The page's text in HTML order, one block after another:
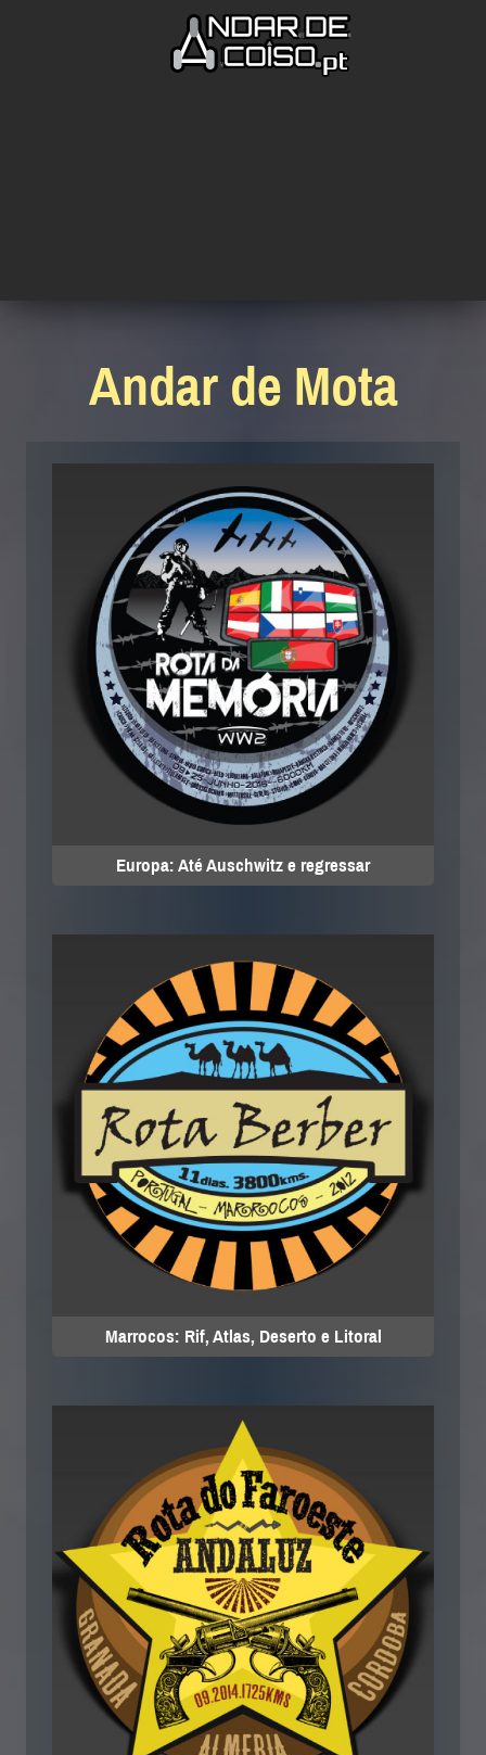
Andar de Mota
Europa: Até Auschwitz e regressar
Marrocos: Rif, Atlas, Deserto e Litoral